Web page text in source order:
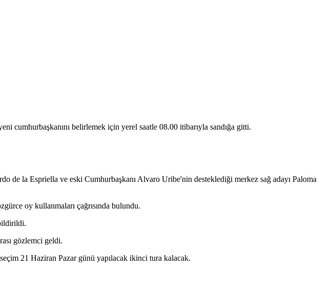
cumhurbaşkanını belirlemek için yerel saatle 08.00 itibarıyla sandığa gitti.
de la Espriella ve eski Cumhurbaşkanı Alvaro Uribe'nin desteklediği merkez sağ adayı Paloma
oy kullanmaları çağrısında bulundu.
gözlemci geldi.
21 Haziran Pazar günü yapılacak ikinci tura kalacak.